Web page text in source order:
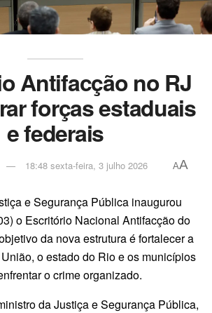
Antifacção no RJ
forças estaduais
e federais
18:48 sexta-feira, 3 julho 2026 AA
e Segurança Pública inaugurou
o Escritório Nacional Antifacção do
da nova estrutura é fortalecer a
o estado do Rio e os municípios
o crime organizado.
da Justiça e Segurança Pública,